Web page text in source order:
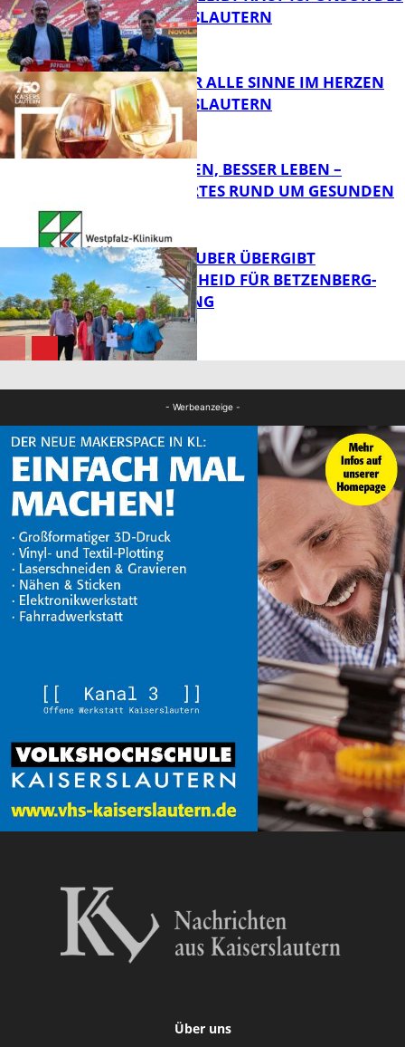
FB News
FB News
1. FC KAISERSLAUTERN
GENÜSSE FÜR ALLE SINNE IM HERZEN
VON KAISERSLAUTERN
FB Gesundheit
GUT SCHLAFEN, BESSER LEBEN –
WISSENSWERTES RUND UM GESUNDEN
MINISTER TEUBER ÜBERGIBT
FÖRDERBESCHEID FÜR BETZENBERG-
ENTWICKLUNG
- Werbeanzeige -
Über uns